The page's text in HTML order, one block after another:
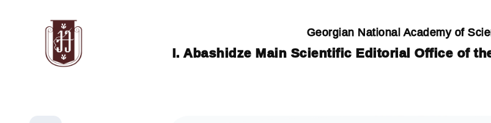
Georgian National Academy of
I. Abashidze Main Scientific Editorial Office of